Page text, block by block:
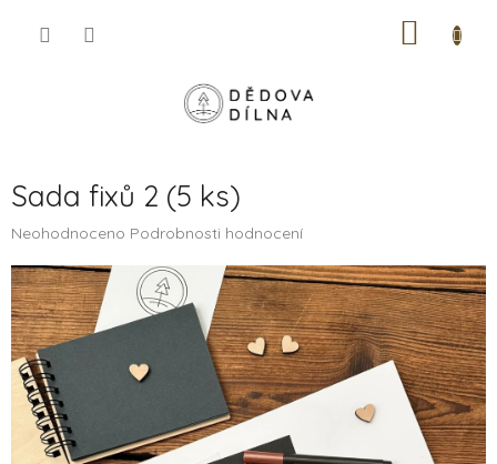
Sada fixů 2 (5 ks)
Průměrné
produktu
je
0,0
z
5
hvězdiček.
Neohodnoceno Podrobnosti hodnocení